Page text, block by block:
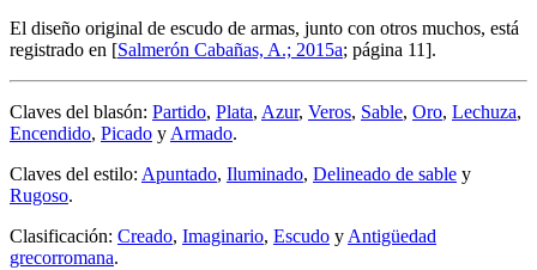
El diseño original de escudo de armas, junto con otros muchos, está
registrado en [Salmerón Cabañas, A.; 2015a; página 11].
Claves del blasón: Partido, Plata, Azur, Veros, Sable, Oro, Lechuza,
Encendido, Picado y Armado.
Claves del estilo: Apuntado, Iluminado, Delineado de sable y
Rugoso.
Clasificación: Creado, Imaginario, Escudo y Antigüedad
grecorromana.